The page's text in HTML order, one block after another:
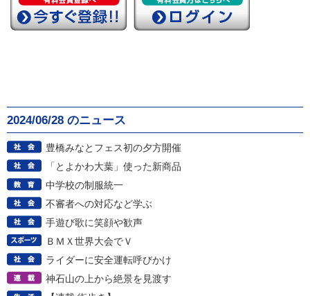
2024/06/28 のニュース
豊橋みなとフェス初の夕方開催
「とよかわ大葉」使った新商品
中学校の制服統一
不審者への対応など学ぶ
手遊び歌に笑顔や歓声
ＢＭＸ世界大会でＶ
ライダーに安全運転呼びかけ
神石山の上から絶景を見渡す